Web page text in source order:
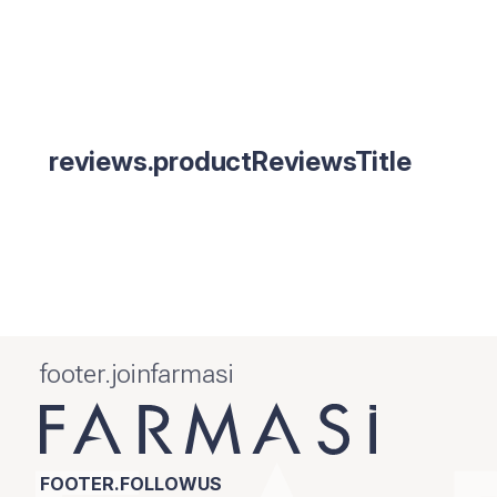
reviews.productReviewsTitle
footer.joinfarmasi
FOOTER.FOLLOWUS